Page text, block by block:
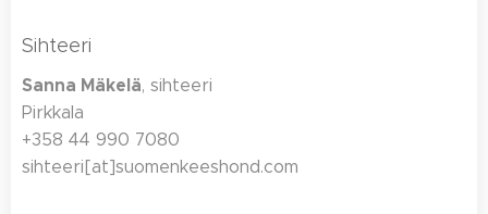
Sihteeri
Sanna Mäkelä, sihteeri
Pirkkala
+358 44 990 7080
sihteeri[at]suomenkeeshond.com